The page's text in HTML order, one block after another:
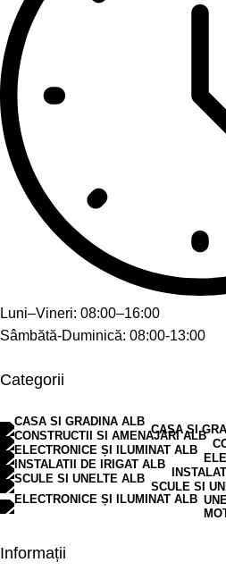
Luni–Vineri: 08:00–16:00
Sâmbătă-Duminică: 08:00-13:00
Categorii
CASA SI
SCULE SI
Informații